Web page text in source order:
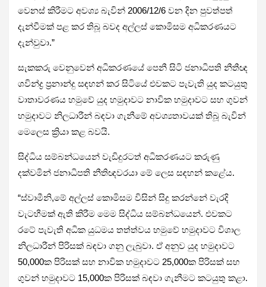
වෙනස් කිරීමට අවශ්‍ය බැවින් 2006/12/6 වන දින පුවත්පත්
දැන්වීමක් පළ කර තිබූ බවද අල්ලස් කොමිසම අධිකරණයට
දැන්වුවා.”
සැකකරු වෙනුවෙන් අධිකරණයේ පෙනී සිටි ජනාධිපති නීතීඥ
ශවින්ද්‍ර ප්‍රනාන්දු සඳහන් කර සිටියේ එවකට පැවැති යුද කටයුතු
වාතාවරණය හමුවේ යුද හමුදාවට නාවික හමුදාවට සහ ගුවන්
හමුදාවට නිලධාරීන් බඳවා ගැනීමේ අවශ්‍යතාවයක් තිබූ බැවින්
මෙලෙස ක්‍රියා කළ බවයි.
සිද්ධිය සම්බන්ධයෙන් වැඩිදුරටත් අධිකරණයට කරුණු
දක්වමින් ජනාධිපති නීතිඥවරයා මේ ලෙස සඳහන් කළේය.
“ස්වාමීනි,මේ අල්ලස් කොමිසම විසින් සිදු කරන්නේ වැරදි
වැටහීමක් ඇති කිරීම මෙම සිද්ධිය සම්බන්ධයෙන්. එවකට
රටේ පැවැති අධික යුධමය තත්ත්වය හමුවේ හමුදාවට විශාල
නිලධාරීන් පිරිසක් බඳවා ගනු ලැබුවා. ඒ අනුව යුද හමුදාවට
50,000ක පිරිසක් සහ නාවික හමුදාවට 25,000ක පිරිසක් සහ
ගුවන් හමුදාවට 15,000ක පිරිසක් බඳවා ගැනීමට කටයුතු කළා.